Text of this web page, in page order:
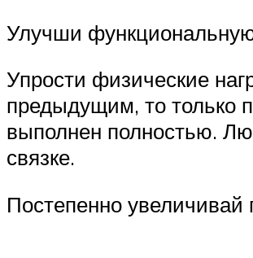
Улучши
Упрости физические
предыдущим, то только
выполнен полностью.
связке.
Постепенно увеличивай